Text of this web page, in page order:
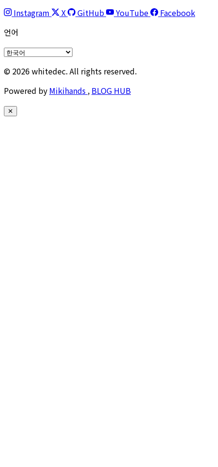
Instagram
X GitHub YouTube
Facebook
언어
© 2026 whitedec. All rights reserved.
Powered by Mikihands , BLOG HUB
✕